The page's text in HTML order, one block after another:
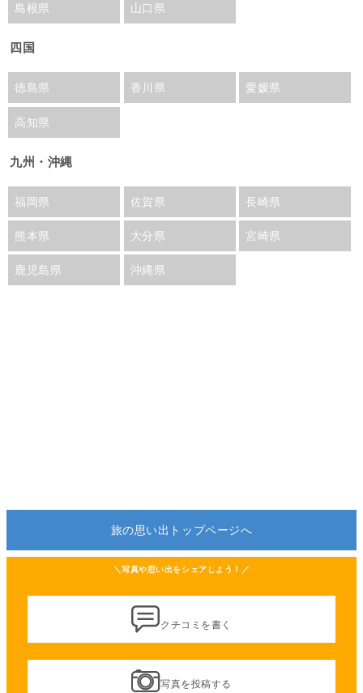
島根県 山口県
四国
徳島県 香川県 愛媛県
高知県
九州・沖縄
福岡県 佐賀県 長崎県
熊本県 大分県 宮崎県
鹿児島県 沖縄県
旅の思い出トップページへ
＼写真や思い出をシェアしよう！／
クチコミを書く
写真を投稿する